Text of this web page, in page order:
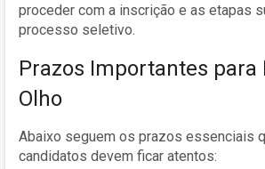
proceder com a inscrição e as etapas
processo seletivo.
Prazos Importantes para
Olho
Abaixo seguem os prazos essenciais
candidatos devem ficar atentos: